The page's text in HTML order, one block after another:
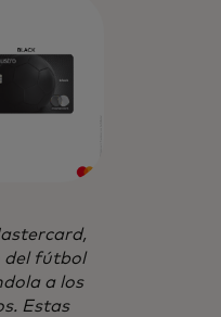
del fútbol
a los
Estas